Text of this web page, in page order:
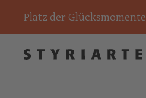
Platz der Glücksmomente